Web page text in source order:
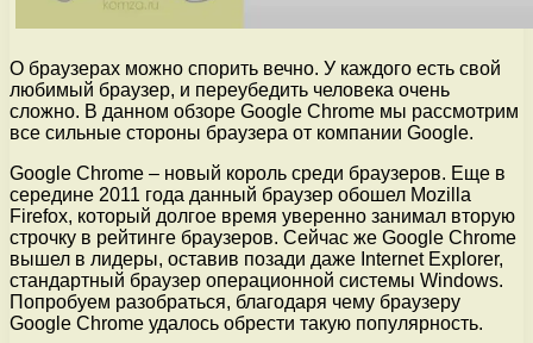
О браузерах можно спорить вечно. У каждого есть свой
любимый браузер, и переубедить человека очень
сложно. В данном обзоре Google Chrome мы рассмотрим
все сильные стороны браузера от компании Google.
Google Chrome – новый король среди браузеров. Еще в
середине 2011 года данный браузер обошел Mozilla
Firefox, который долгое время уверенно занимал вторую
строчку в рейтинге браузеров. Сейчас же Google Chrome
вышел в лидеры, оставив позади даже Internet Explorer,
стандартный браузер операционной системы Windows.
Попробуем разобраться, благодаря чему браузеру
Google Chrome удалось обрести такую популярность.